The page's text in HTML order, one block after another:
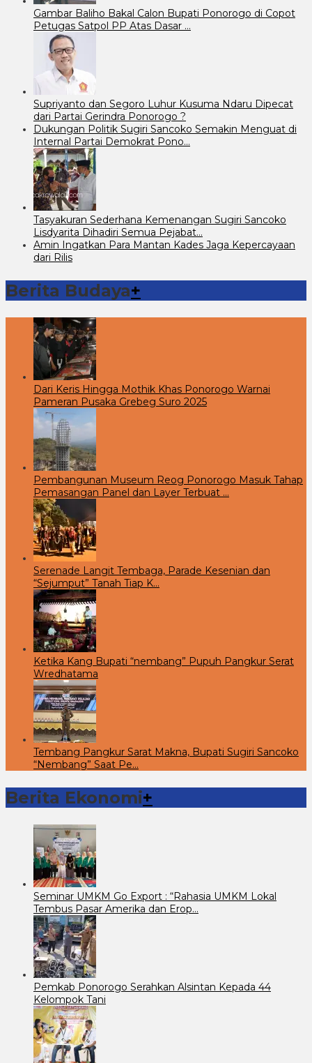
Gambar Baliho Bakal Calon Bupati Ponorogo di Copot
Petugas Satpol PP Atas Dasar …
Supriyanto dan Segoro Luhur Kusuma Ndaru Dipecat
dari Partai Gerindra Ponorogo ?
Dukungan Politik Sugiri Sancoko Semakin Menguat di
Internal Partai Demokrat Pono…
Tasyakuran Sederhana Kemenangan Sugiri Sancoko
Lisdyarita Dihadiri Semua Pejabat…
Amin Ingatkan Para Mantan Kades Jaga Kepercayaan
dari Rilis
Berita Budaya+
Dari Keris Hingga Mothik Khas Ponorogo Warnai
Pameran Pusaka Grebeg Suro 2025
Pembangunan Museum Reog Ponorogo Masuk Tahap
Pemasangan Panel dan Layer Terbuat …
Serenade Langit Tembaga, Parade Kesenian dan
“Sejumput” Tanah Tiap K…
Ketika Kang Bupati “nembang” Pupuh Pangkur Serat
Wredhatama
Tembang Pangkur Sarat Makna, Bupati Sugiri Sancoko
“Nembang” Saat Pe…
Berita Ekonomi+
Seminar UMKM Go Export : “Rahasia UMKM Lokal
Tembus Pasar Amerika dan Erop…
Pemkab Ponorogo Serahkan Alsintan Kepada 44
Kelompok Tani